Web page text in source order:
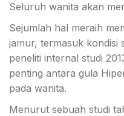
Seluruh wanita akan
Sejumlah hal meraih
jamur, termasuk kondisi
peneliti internal studi
penting antara gula
pada wanita.
Menurut sebuah studi